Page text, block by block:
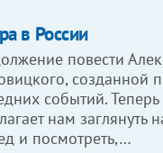
в России
повести
созданной
событий. Теперь
нам заглянуть
и посмотреть,…